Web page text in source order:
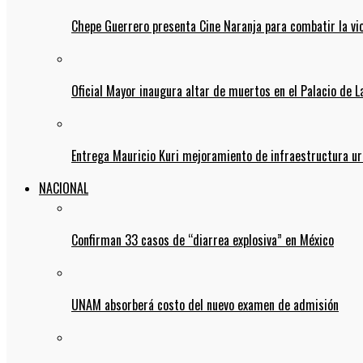
Chepe Guerrero presenta Cine Naranja para combatir la
Oficial Mayor inaugura altar de muertos en el Palacio de
Entrega Mauricio Kuri mejoramiento de infraestructura
NACIONAL
Confirman 33 casos de “diarrea explosiva” en México
UNAM absorberá costo del nuevo examen de admisión